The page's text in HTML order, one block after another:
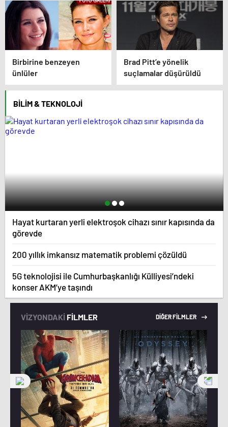
Birbirine benzeyen
ünlüler
Brad Pitt’e yönelik
suçlamalar düşürüldü
BILIM & TEKNOLOJI
Hayat kurtaran yerli elektroşok cihazı sınır kapısında da
görevde
200 yıllık imkansız matematik problemi çözüldü
5G teknolojisi ile Cumhurbaşkanlığı Külliyesi’ndeki
konser AKM’ye taşındı
VİZYONDAKİ FİLMLER DİĞER FİLMLER